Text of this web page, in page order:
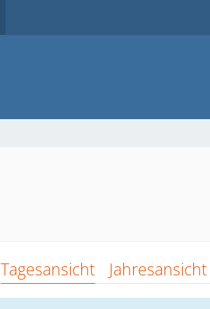
Tagesansicht Jahresansicht